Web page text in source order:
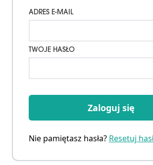
ADRES E-MAIL
TWOJE HASŁO
Zaloguj się
Nie pamiętasz hasła? Resetuj